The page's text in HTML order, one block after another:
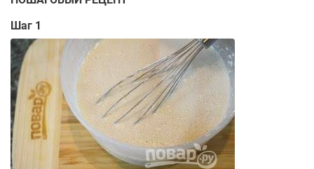
Шаг 1